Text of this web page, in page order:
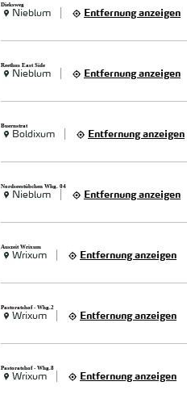
Dieksweg
Nieblum Entfernung anzeigen
Reethus East Side
Nieblum Entfernung anzeigen
Buernstrat
Boldixum Entfernung anzeigen
Nordseestübchen Whg. 04
Nieblum Entfernung anzeigen
Auszeit Wrixum
Wrixum Entfernung anzeigen
Pastoratshof - Whg.2
Wrixum Entfernung anzeigen
Pastoratshof - Whg.8
Wrixum Entfernung anzeigen